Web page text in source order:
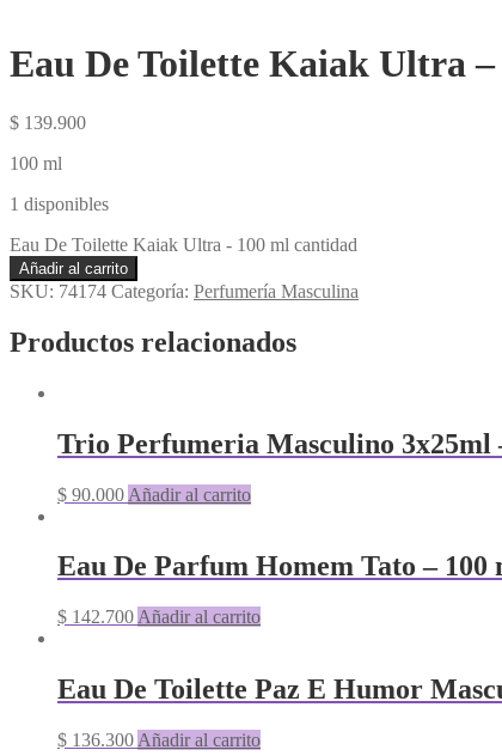
Eau De Toilette Kaiak Ultra
$ 139.900
100 ml
1 disponibles
Eau De Toilette Kaiak Ultra - 100 ml cantidad
Añadir al carrito
SKU: 74174 Categoría: Perfumería Masculina
Productos relacionados
Trio Perfumeria Masculino 3x25ml
$ 90.000 Añadir al carrito
Eau De Parfum Homem Tato – 100
$ 142.700 Añadir al carrito
Eau De Toilette Paz E Humor
$ 136.300 Añadir al carrito